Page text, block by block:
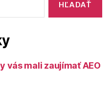
vás mali zaujímať AEO